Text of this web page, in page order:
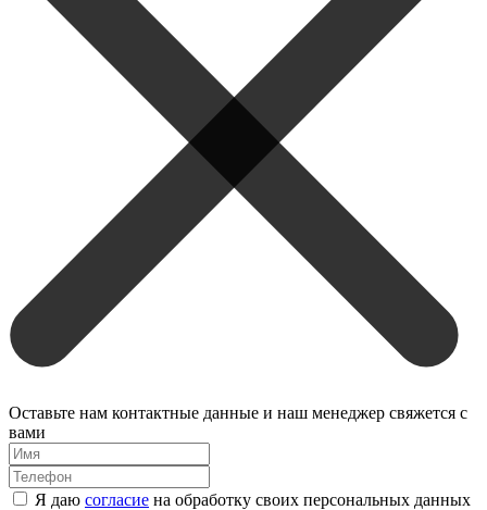
Оставьте нам контактные данные и наш менеджер свяжется с
вами
Я даю согласие на обработку своих персональных данных